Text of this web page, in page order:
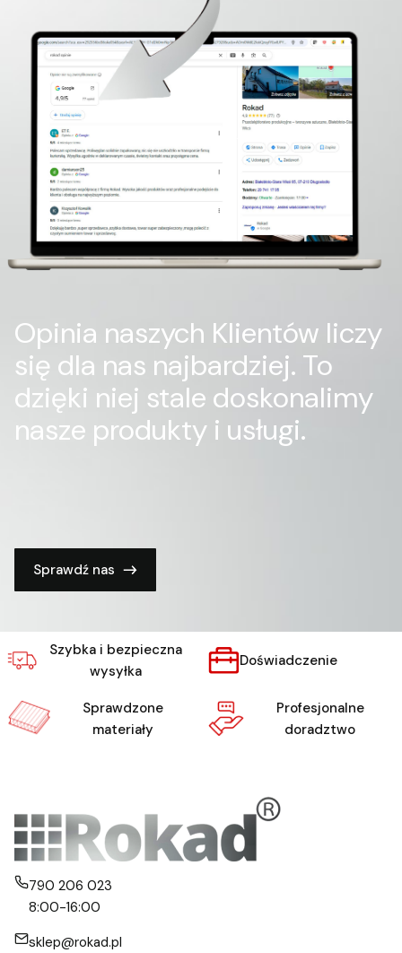
Opinia naszych Klientów liczy
się dla nas najbardziej. To
dzięki niej stale doskonalimy
nasze produkty i usługi.
Sprawdź nas
Szybka i bezpieczna
wysyłka
Doświadczenie
Sprawdzone
materiały
Profesjonalne
doradztwo
790 206 023
8:00-16:00
sklep@rokad.pl